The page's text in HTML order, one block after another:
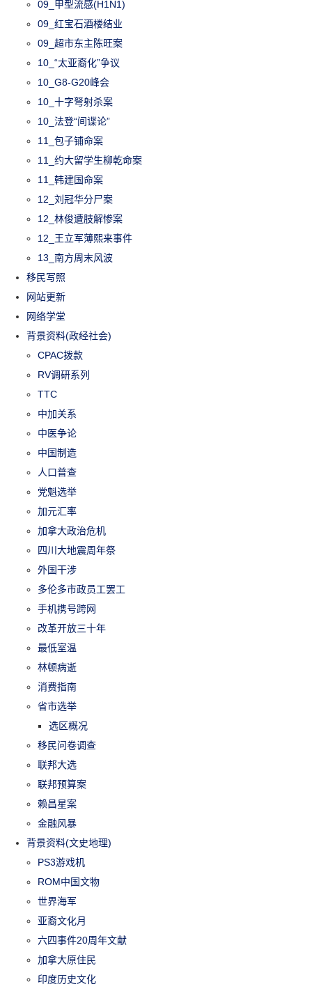
09_甲型流感(H1N1)
09_红宝石酒楼结业
09_超市东主陈旺案
10_“太亚裔化”争议
10_G8-G20峰会
10_十字弩射杀案
10_法登“间谍论”
11_包子铺命案
11_约大留学生柳乾命案
11_韩建国命案
12_刘冠华分尸案
12_林俊遭肢解惨案
12_王立军薄熙来事件
13_南方周末风波
移民写照
网站更新
网络学堂
背景资料(政经社会)
CPAC拨款
RV调研系列
TTC
中加关系
中医争论
中国制造
人口普查
党魁选举
加元汇率
加拿大政治危机
四川大地震周年祭
外国干涉
多伦多市政员工罢工
手机携号跨网
改革开放三十年
最低室温
林顿病逝
消费指南
省市选举
选区概况
移民问卷调查
联邦大选
联邦预算案
赖昌星案
金融风暴
背景资料(文史地理)
PS3游戏机
ROM中国文物
世界海军
亚裔文化月
六四事件20周年文献
加拿大原住民
印度历史文化